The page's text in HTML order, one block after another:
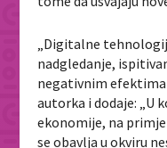
„Digitalne
nadgledanje,
negativnim efektima
autorka i dodaje: „U
ekonomije, na
se obavlja u okviru